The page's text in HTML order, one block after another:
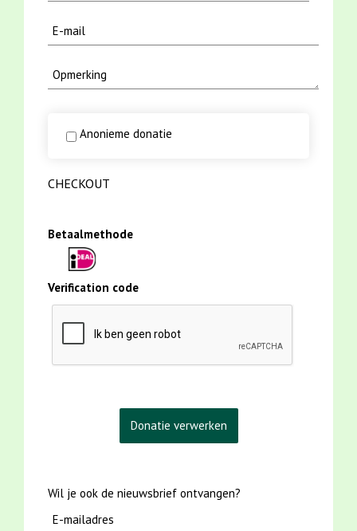
Anonieme donatie
CHECKOUT
Betaalmethode
Verification code
Wil je ook de nieuwsbrief ontvangen?